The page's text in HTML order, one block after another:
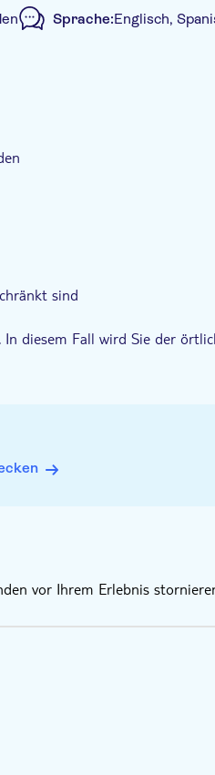
Meter von der Küste des
Sprache:Englisch,
sind
diesem Fall wird Sie der
vor Ihrem Erlebnis